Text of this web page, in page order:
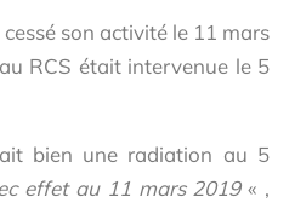
son activité le 11 mars
RCS était intervenue le 5
bien une radiation au 5
effet au 11 mars 2019« ,